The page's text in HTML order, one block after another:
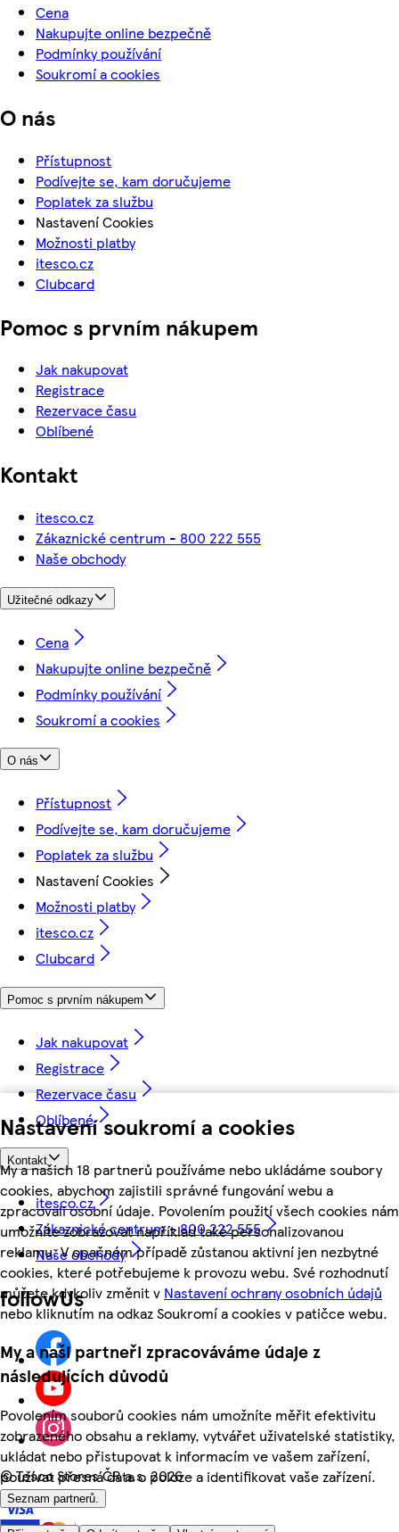
Nastavení soukromí a cookies
My a našich 18 partnerů používáme nebo ukládáme soubory
cookies, abychom zajistili správné fungování webu a
zpracovali osobní údaje. Povolením použití všech cookies nám
umožníte zobrazovat například také personalizovanou
reklamu. V opačném případě zůstanou aktivní jen nezbytné
cookies, které potřebujeme k provozu webu. Své rozhodnutí
můžete kdykoliv změnit v Nastavení ochrany osobních údajů
nebo kliknutím na odkaz Soukromí a cookies v patičce webu.
My a naši partneři zpracováváme údaje z
následujících důvodů
Povolením souborů cookies nám umožníte měřit efektivitu
zobrazeného obsahu a reklamy, vytvářet uživatelské statistiky,
ukládat nebo přistupovat k informacím ve vašem zařízení,
používat přesná data o poloze a identifikovat vaše zařízení.
Seznam partnerů.
Cena
Nakupujte online bezpečně
Podmínky používání
Soukromí a cookies
O nás
Přístupnost
Podívejte se, kam doručujeme
Poplatek za službu
Nastavení Cookies
Možnosti platby
itesco.cz
Clubcard
Pomoc s prvním nákupem
Jak nakupovat
Registrace
Rezervace času
Oblíbené
Kontakt
itesco.cz
Zákaznické centrum - 800 222 555
Naše obchody
Užitečné odkazy
Cena
Nakupujte online bezpečně
Podmínky používání
Soukromí a cookies
O nás
Přístupnost
Podívejte se, kam doručujeme
Poplatek za službu
Nastavení Cookies
Možnosti platby
itesco.cz
Clubcard
Pomoc s prvním nákupem
Jak nakupovat
Registrace
Rezervace času
Oblíbené
Kontakt
itesco.cz
Zákaznické centrum - 800 222 555
Naše obchody
followUs
©Tesco Stores ČR a.s. 2026